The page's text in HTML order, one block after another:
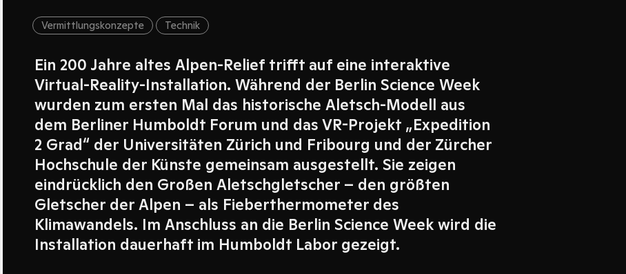
Vermittlungskonzepte Technik
Ein 200 Jahre altes Alpen-Relief trifft auf eine interaktive
Virtual-Reality-Installation. Während der Berlin Science Week
wurden zum ersten Mal das historische Aletsch-Modell aus
dem Berliner Humboldt Forum und das VR-Projekt „Expedition
2 Grad“ der Universitäten Zürich und Fribourg und der Zürcher
Hochschule der Künste gemeinsam ausgestellt. Sie zeigen
eindrücklich den Großen Aletschgletscher – den größten
Gletscher der Alpen – als Fieberthermometer des
Klimawandels. Im Anschluss an die Berlin Science Week wird die
Installation dauerhaft im Humboldt Labor gezeigt.